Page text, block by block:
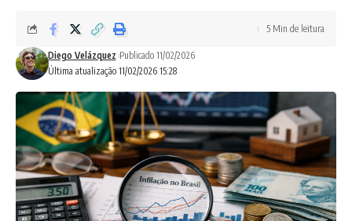
Última atualização 11/02/2026 15:28
Diego Velázquez Publicado 11/02/2026
5 Min de leitura